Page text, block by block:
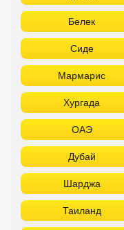
Дубай
Шарджа
Таиланд
Самуй
Као Лак
Вьетнам
Фантьет
Шри Ланка